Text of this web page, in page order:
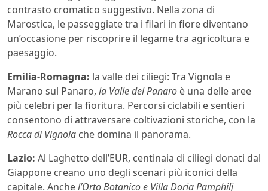
contrasto cromatico suggestivo. Nella zona di
Marostica, le passeggiate tra i filari in fiore diventano
un’occasione per riscoprire il legame tra agricoltura e
paesaggio.
Emilia-Romagna: la valle dei ciliegi: Tra Vignola e
Marano sul Panaro, la Valle del Panaro è una delle aree
più celebri per la fioritura. Percorsi ciclabili e sentieri
consentono di attraversare coltivazioni storiche, con la
Rocca di Vignola che domina il panorama.
Lazio: Al Laghetto dell’EUR, centinaia di ciliegi donati dal
Giappone creano uno degli scenari più iconici della
capitale. Anchel’Orto Botanico e Villa Doria Pamphilj